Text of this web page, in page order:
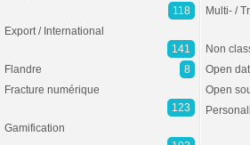
118
Export / International
141
Flandre
8
Fracture numérique
123
Gamification
Multi- /
Non
Open
Open